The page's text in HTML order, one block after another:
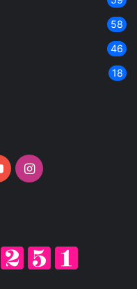
58
46
18
YouTubeInstagram